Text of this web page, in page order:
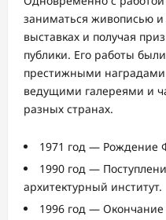
заниматься живописью и
выставках и получая
публики. Его работы
престижными
ведущими галереями и
разных странах.
1971 год — Рождение
1990 год —
архитектурный институт.
1996 год — Окончание